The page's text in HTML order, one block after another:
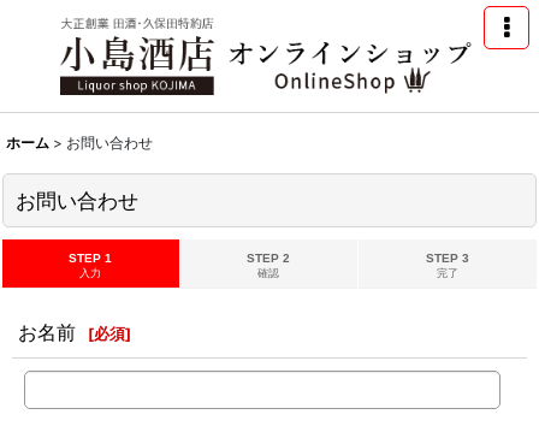
ホーム > お問い合わせ
お問い合わせ
STEP 1
入力
STEP 2
確認
STEP 3
完了
お名前 [必須]